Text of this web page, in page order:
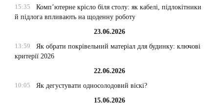
15:35
Комп’ютерне крісло біля столу: як кабелі, підлокітники
й підлога впливають на щоденну роботу
23.06.2026
13:59
Як обрати покрівельний матеріал для будинку: ключові
критерії 2026
22.06.2026
10:05
Як дегустувати односолодовий віскі?
15.06.2026